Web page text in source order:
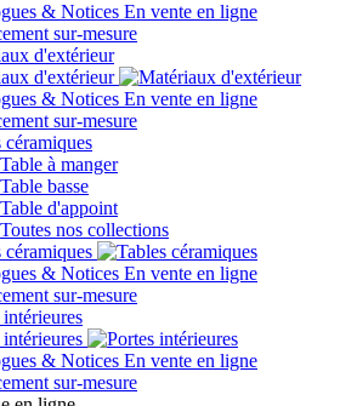
& Notices En vente en ligne
sur-mesure
d'extérieur
d'extérieur
& Notices En vente en ligne
sur-mesure
céramiques
Table à manger
Table basse
Table d'appoint
Toutes nos collections
céramiques
& Notices En vente en ligne
sur-mesure
intérieures
intérieures
& Notices En vente en ligne
sur-mesure